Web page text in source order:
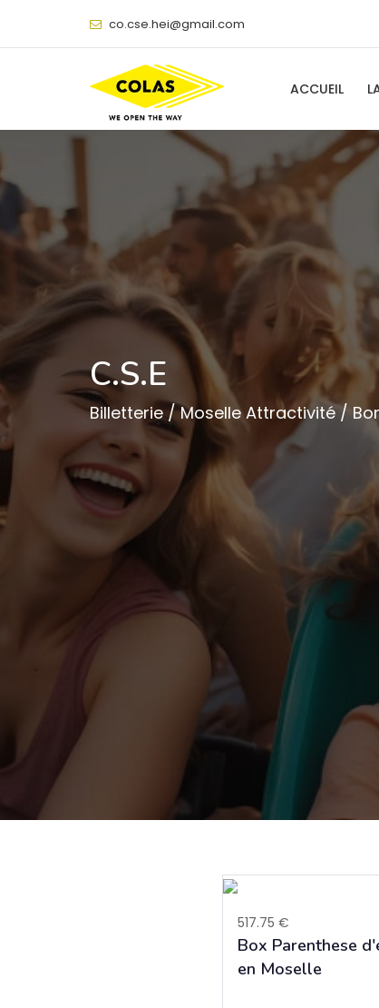
@
ACCUEIL
C.S.E
Billetterie / Moselle Attractivité /
517.75 €
Box Parenthese
en Moselle